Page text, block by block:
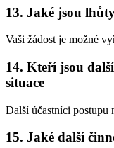
13. Jaké jsou
Vaši žádost je možné
14. Kteří jsou
situace
Další účastníci postupu
15. Jaké další